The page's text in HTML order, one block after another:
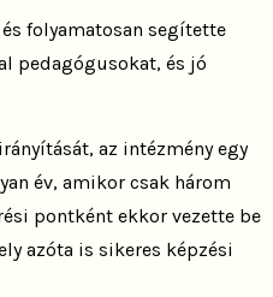
folyamatosan segítette
pedagógusokat, és jó
irányítását, az intézmény egy
év, amikor csak három
pontként ekkor vezette be
azóta is sikeres képzési